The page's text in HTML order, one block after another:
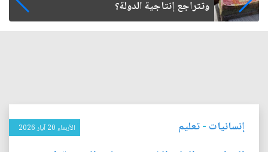
إنسانيات -تعليم الأربعاء 20 آيار 2026